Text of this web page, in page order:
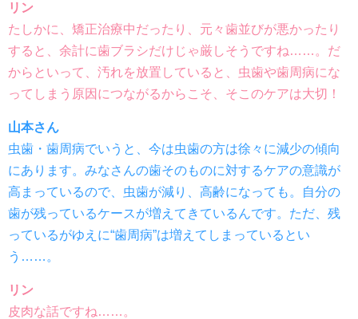
リン
たしかに、矯正治療中だったり、元々歯並びが悪かったり
すると、余計に歯ブラシだけじゃ厳しそうですね……。だ
からといって、汚れを放置していると、虫歯や歯周病にな
ってしまう原因につながるからこそ、そこのケアは大切！
山本さん
虫歯・歯周病でいうと、今は虫歯の方は徐々に減少の傾向
にあります。みなさんの歯そのものに対するケアの意識が
高まっているので、虫歯が減り、高齢になっても。自分の
歯が残っているケースが増えてきているんです。ただ、残
っているがゆえに“歯周病”は増えてしまっているとい
う……。
リン
皮肉な話ですね……。